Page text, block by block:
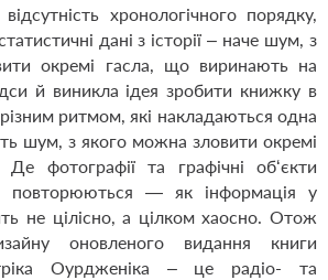
хронологічного порядку,
дані з історії – наче шум, з
окремі гасла, що виринають на
й виникла ідея зробити книжку в
різним ритмом, які накладаються одна
шум, з якого можна зловити окремі
фотографії та графічні об‘єкти
повторюються — як інформація у
не цілісно, а цілком хаосно. Отож
оновленого видання книги
Оурдженіка – це радіо- та